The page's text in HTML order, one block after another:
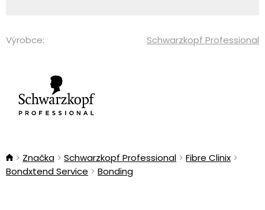
Výrobce: Schwarzkopf Professional
Značka Schwarzkopf Professional
Fibre Clinix
Bondxtend Service
Bonding